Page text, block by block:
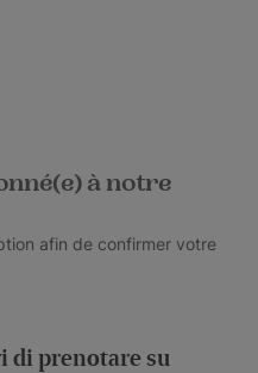
à notre
afin de confirmer votre
di prenotare su